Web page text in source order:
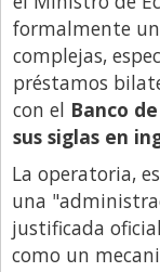
Negocios
Opinion
País
Política
Publicidad y
Real Estate y
Responsabilidad
formalmente
complejas,
préstamos
con el Banco
sus siglas en
La operatoria,
una
justificada
como un